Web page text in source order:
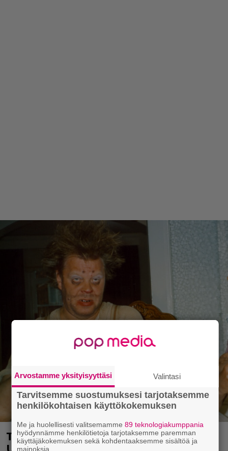
Tänään tv:ssä: Vesa-Matti Loiri palasi
Arvostamme yksityisyyttäsi Valintasi
Tarvitsemme suostumuksesi tarjotaksemme
henkilökohtaisen käyttökokemuksen
Me ja huolellisesti valitsemamme 89 teknologiakumppania
hyödynnämme henkilötietoja tarjotaksemme paremman
käyttäjäkokemuksen sekä kohdentaaksemme sisältöä ja
mainoksia.